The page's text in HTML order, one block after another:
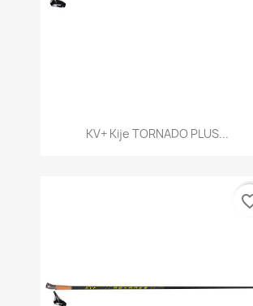
Szybki podgląd
KV+ Kije TORNADO PLUS...